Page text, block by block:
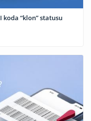
koda “klon” statusu